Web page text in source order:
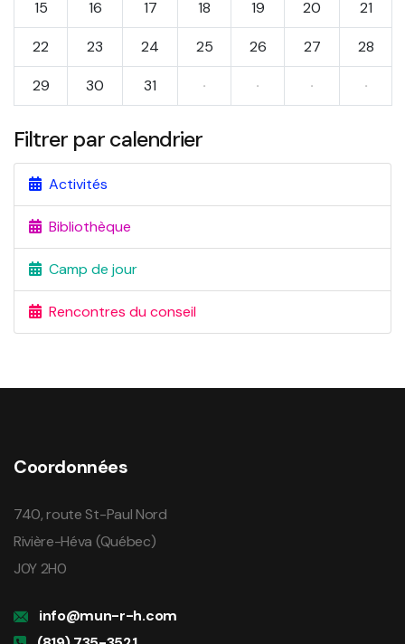
15 16 17 18 19 20 21
22 23 24 25 26 27 28
29 30 31 · · · ·
Filtrer par calendrier
Activités
Bibliothèque
Camp de jour
Rencontres du conseil
Coordonnées
740, route St-Paul Nord
Rivière-Héva (Québec)
J0Y 2H0
info@mun-r-h.com